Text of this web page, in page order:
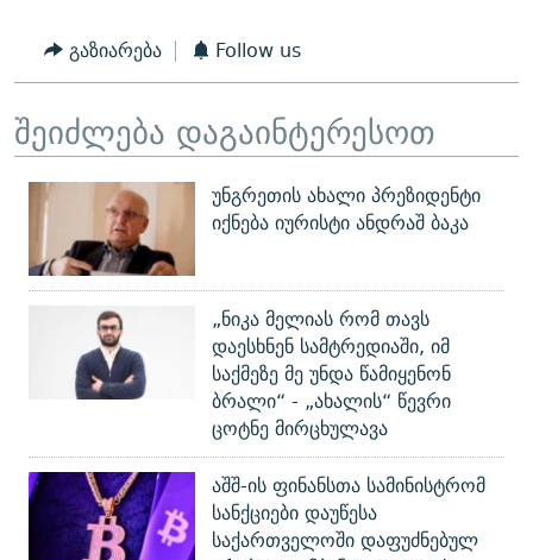
გაზიარება Follow us
შეიძლება დაგაინტერესოთ
უნგრეთის ახალი პრეზიდენტი
იქნება იურისტი ანდრაშ ბაკა
„ნიკა მელიას რომ თავს
დაესხნენ სამტრედიაში, იმ
საქმეზე მე უნდა წამიყენონ
ბრალი“ - „ახალის“ წევრი
ცოტნე მირცხულავა
აშშ-ის ფინანსთა სამინისტრომ
სანქციები დაუწესა
საქართველოში დაფუძნებულ